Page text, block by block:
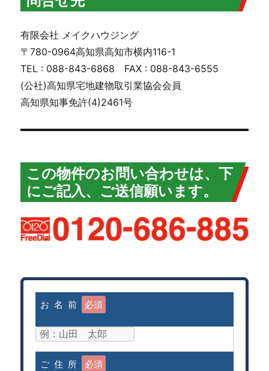
有限会社 メイクハウジング
〒780-0964高知県高知市横内116-1
TEL : 088-843-6868 FAX : 088-843-6555
(公社)高知県宅地建物取引業協会会員
高知県知事免許(4)2461号
この物件のお問い合わせは、下
にご記入、ご送信願います。
お 名 前 必須
ご 住 所 必須